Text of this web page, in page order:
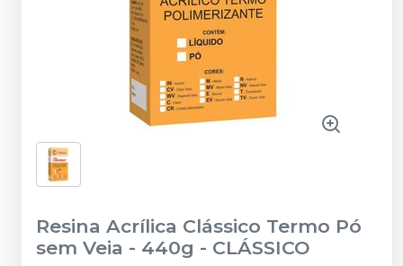
Resina Acrílica Clássico Termo Pó
sem Veia - 440g - CLÁSSICO